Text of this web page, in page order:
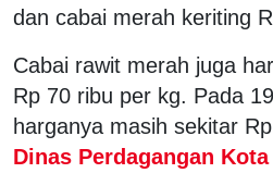
dan cabai merah keriting
Cabai rawit merah juga
Rp 70 ribu per kg. Pada
harganya masih sekitar
Dinas Perdagangan